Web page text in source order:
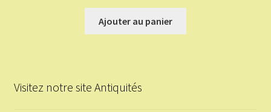
Ajouter au panier
Visitez notre site Antiquités